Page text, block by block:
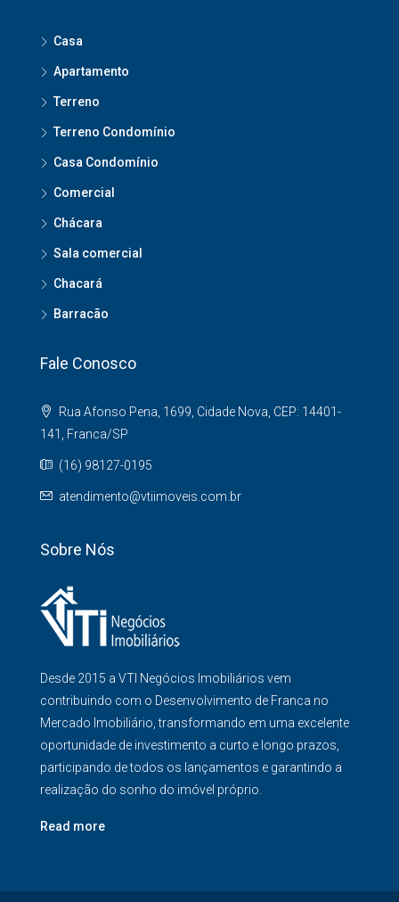
Casa
Apartamento
Terreno
Terreno Condomínio
Casa Condomínio
Comercial
Chácara
Sala comercial
Chacará
Barracão
Fale Conosco
Rua Afonso Pena, 1699, Cidade Nova, CEP: 14401-
141, Franca/SP
(16) 98127-0195
atendimento@vtiimoveis.com.br
Sobre Nós
Desde 2015 a VTI Negócios Imobiliários vem
contribuindo com o Desenvolvimento de Franca no
Mercado Imobiliário, transformando em uma excelente
oportunidade de investimento a curto e longo prazos,
participando de todos os lançamentos e garantindo a
realização do sonho do imóvel próprio.
Read more